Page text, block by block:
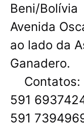
Beni/Bolívia
Avenida
ao lado da
Ganadero.
Contatos:
591
591